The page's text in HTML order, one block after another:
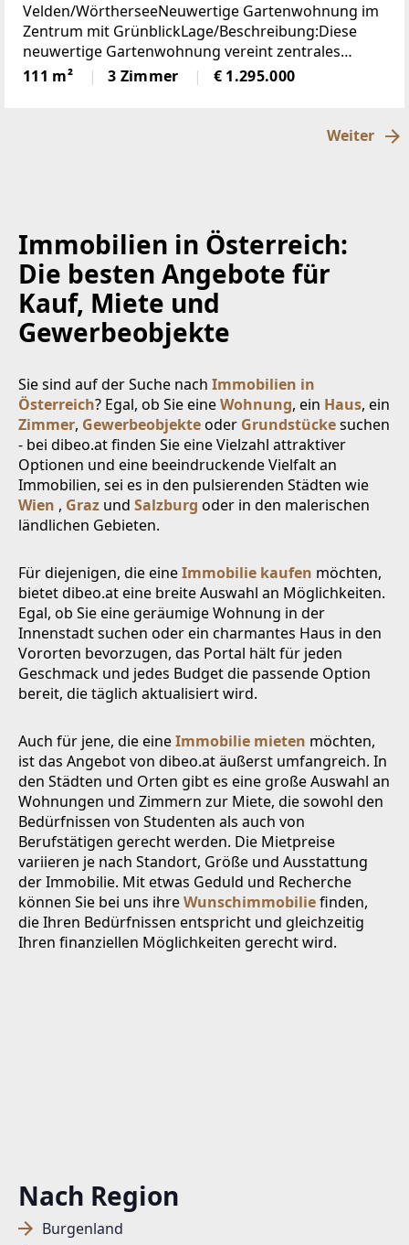
Nach Region
Burgenland
Velden/WörtherseeNeuwertige Gartenwohnung im
Zentrum mit GrünblickLage/Beschreibung:Diese
neuwertige Gartenwohnung vereint zentrales
Wohnen mit einer außergewöhnlich ruhigen Lage
im Herzen von Velden am Wörthersee. Sämtliche
111 m² 3 Zimmer € 1.295.000
Weiter
Immobilien in Österreich:
Die besten Angebote für
Kauf, Miete und
Gewerbeobjekte
Sie sind auf der Suche nach Immobilien in
Österreich? Egal, ob Sie eineWohnung, ein Haus, ein
Zimmer, Gewerbeobjekteoder Grundstückesuchen
- bei dibeo.at finden Sie eine Vielzahl attraktiver
Optionen und eine beeindruckende Vielfalt an
Immobilien, sei es in den pulsierenden Städten wie
Wien , Graz und Salzburg oder in den malerischen
ländlichen Gebieten.
Für diejenigen, die eineImmobilie kaufen möchten,
bietet dibeo.at eine breite Auswahl an Möglichkeiten.
Egal, ob Sie eine geräumige Wohnung in der
Innenstadt suchen oder ein charmantes Haus in den
Vororten bevorzugen, das Portal hält für jeden
Geschmack und jedes Budget die passende Option
bereit, die täglich aktualisiert wird.
Auch für jene, die eineImmobilie mieten möchten,
ist das Angebot von dibeo.at äußerst umfangreich. In
den Städten und Orten gibt es eine große Auswahl an
Wohnungen und Zimmern zur Miete, die sowohl den
Bedürfnissen von Studenten als auch von
Berufstätigen gerecht werden. Die Mietpreise
variieren je nach Standort, Größe und Ausstattung
der Immobilie. Mit etwas Geduld und Recherche
können Sie bei uns ihreWunschimmobiliefinden,
die Ihren Bedürfnissen entspricht und gleichzeitig
Ihren finanziellen Möglichkeiten gerecht wird.